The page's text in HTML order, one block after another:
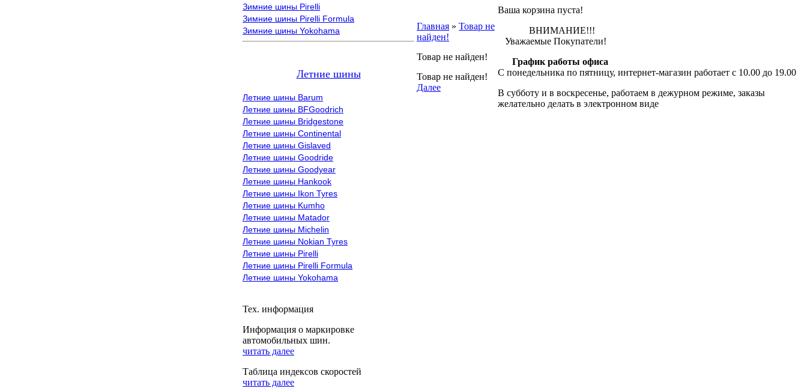
Зимние шины Pirelli
Зимние шины Pirelli Formula
Зимние шины Yokohama
Летние шины
Летние шины Barum
Летние шины BFGoodrich
Летние шины Bridgestone
Летние шины Continental
Летние шины Gislaved
Летние шины Goodride
Летние шины Goodyear
Летние шины Hankook
Летние шины Ikon Tyres
Летние шины Kumho
Летние шины Matador
Летние шины Michelin
Летние шины Nokian Tyres
Летние шины Pirelli
Летние шины Pirelli Formula
Летние шины Yokohama
Тех. информация
Информация о маркировке
автомобильных шин.
читать далее
Таблица индексов скоростей
читать далее
Главная » Товар не
найден!
Товар не найден!
Товар не найден!
Далее
Ваша корзина пуста!
ВНИМАНИЕ!!!
Уважаемые Покупатели!
График работы офиса
С понедельника по пятницу, интернет-магазин работает с 10.00 до 19.00
В субботу и в воскресенье, работаем в дежурном режиме, заказы
желательно делать в электронном виде